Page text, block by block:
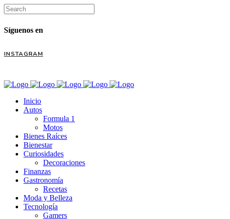
Síguenos en
INSTAGRAM
Inicio
Autos
Formula 1
Motos
Bienes Raíces
Bienestar
Curiosidades
Decoraciones
Finanzas
Gastronomía
Recetas
Moda y Belleza
Tecnología
Gamers